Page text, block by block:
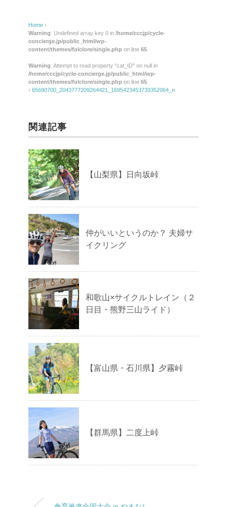
Home ›
Warning: Undefined array key 0 in /home/cccjp/cycle-
concierge.jp/public_html/wp-
content/themes/folclore/single.php on line 65
Warning: Attempt to read property "cat_ID" on null in
/home/cccjp/cycle-concierge.jp/public_html/wp-
content/themes/folclore/single.php on line 65
› 65690700_2043777209264421_1695423453739352064_n
関連記事
【山梨県】日向坂峠
仲がいいというのか？ 夫婦サ
イクリング
和歌山×サイクルトレイン（２
日目・熊野三山ライド）
【富山県・石川県】夕霧峠
【群馬県】二度上峠